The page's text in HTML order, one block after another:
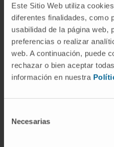
Este Sitio Web utiliza
diferentes finalidades, como
usabilidad de la página web,
preferencias o realizar
web. A continuación, puede
rechazar o bien aceptar
información en nuestra
Necesarias